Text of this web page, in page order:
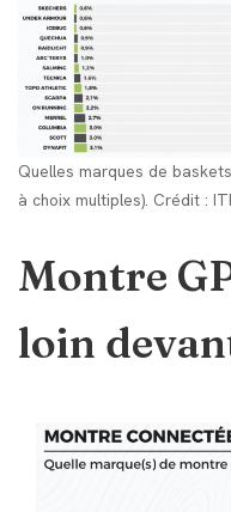
Quelles marques de
à choix multiples). Crédit :
Montre
loin